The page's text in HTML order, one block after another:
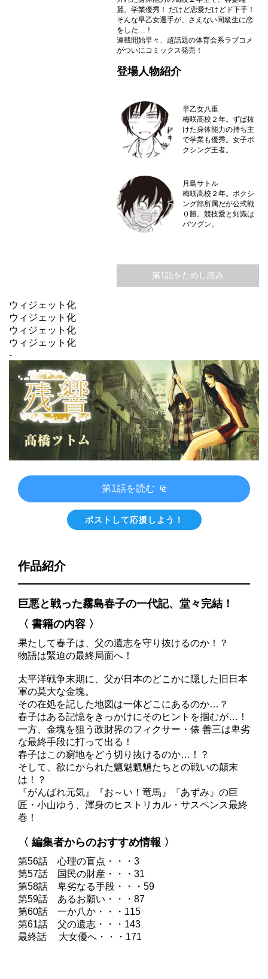
麗、学業優秀！ だけど恋愛だけどド下手！
そんな早乙女選手が、さえない同級生に恋
をした…！
連載開始早々、超話題の体育会系ラブコメ
がついにコミックス発売！
登場人物紹介
早乙女八重
梅咲高校２年。ずば抜
けた身体能力の持ち主
で学業も優秀。女子ボ
クシング王者。
月島サトル
梅咲高校２年。ボクシ
ング部所属だが公式戦
０勝。競技愛と知識は
バツグン。
第1話をためし読み
ウィジェット化
ウィジェット化
ウィジェット化
ウィジェット化
-
第1話を読む
ポストして応援しよう！
作品紹介
巨悪と戦った霧島春子の一代記、堂々完結！
〈 書籍の内容 〉
果たして春子は、父の遺志を守り抜けるのか！？
物語は緊迫の最終局面へ！
太平洋戦争末期に、父が日本のどこかに隠した旧日本
軍の莫大な金塊。
その在処を記した地図は一体どこにあるのか…？
春子はある記憶をきっかけにそのヒントを掴むが…！
一方、金塊を狙う政財界のフィクサー・俵 善三は卑劣
な最終手段に打って出る！
春子はこの窮地をどう切り抜けるのか…！？
そして、欲にかられた魑魅魍魎たちとの戦いの顛末
は！？
『がんばれ元気』『お～い！竜馬』『あずみ』の巨
匠・小山ゆう、渾身のヒストリカル・サスペンス最終
巻！
〈 編集者からのおすすめ情報 〉
第56話 心理の盲点・・・3
第57話 国民の財産・・・31
第58話 卑劣なる手段・・・59
第59話 あるお願い・・・87
第60話 一か八か・・・115
第61話 父の遺志・・・143
最終話 大女優へ・・・171